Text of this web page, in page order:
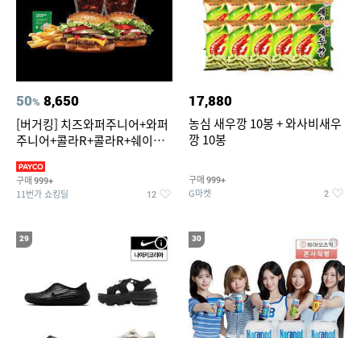
50% 8,650
[버거킹] 치즈와퍼주니어+와퍼
주니어+콜라R+콜라R+쉐이킹
구매 999+
11번가 쇼킹딜 12
17,880
농심 새우깡 10봉 + 와사비새우
깡 10봉
구매 999+
G마켓 2
29 30